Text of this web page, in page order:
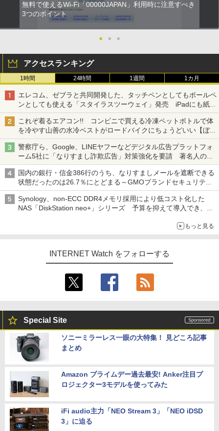
無料で使えるWi-Fi「00000JAPAN」利用時に注意すべき
3つのポイント
● ● ●
アクセスランキング
1時間 24時間 1週間 1カ月
エレコム、ゼブラと共同開発した、タッチペンとしてもボールペ
ンとしても使える「スタイラスツーウェイ」発売 iPadにも紙に
も、持ち替えずに書き込める
これぞ着るエアコン!! コンビニで買える冷凍ペットボトルで体
を冷やす山善の水冷ベストがロードバイクにちょうどいい【ぼっ
ち・ざ・ろーど！その14】【空いた時間でなにしてる？】
警察庁ら、Google、LINEヤフーなどデジタル広告プラットフォ
ーム5社に「なりすまし詐欺広告」対策強化を要請 著名人の写
真や映像を使った投資詐欺などへの対策として
国内の銀行・信金386行のうち、なりすましメールを遮断できる
状態だったのは26.7％にとどまる～GMOブランドセキュリティ
調査
Synology、non-ECC DDR4メモリ採用により低コスト化した
NAS「DiskStation neo+」シリーズ 予算を抑えて導入でき、
もっと見る
INTERNET Watch をフォローする
Special Site
ソニーミラーレス一眼の大特集！ 見どころ記事
まとめ
Amazon プライムデー過去最安! Anker注目プ
ロジェクター3モデルを使ってみた
iFi audio主力「NEO Stream 3」「NEO iDSD
3」に迫る